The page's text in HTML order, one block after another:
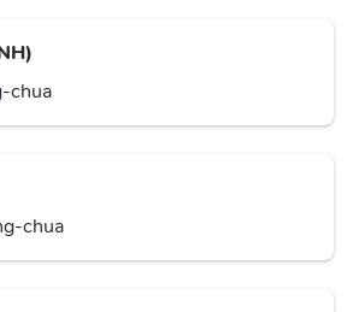
chua
chua